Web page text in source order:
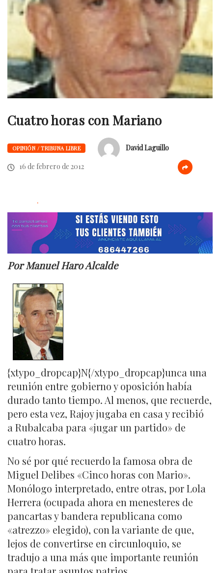
Cuatro horas con Mariano
OPINIÓN / TRIBUNA LIBRE
David Laguillo
16 de febrero de 2012
.
Por Manuel Haro Alcalde
{xtypo_dropcap}N{/xtypo_dropcap}unca una
reunión entre gobierno y oposición había
durado tanto tiempo. Al menos, que recuerde,
pero esta vez, Rajoy jugaba en casa y recibió
a Rubalcaba para «jugar un partido» de
cuatro horas.
No sé por qué recuerdo la famosa obra de
Miguel Delibes «Cinco horas con Mario».
Monólogo interpretado, entre otras, por Lola
Herrera (ocupada ahora en menesteres de
pancartas y bandera republicana como
«atrezzo» elegido), con la variante de que,
lejos de convertirse en circunloquio, se
tradujo a una más que importante reunión